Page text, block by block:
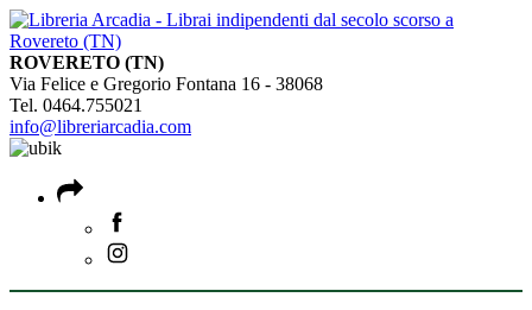
ROVERETO (TN)
Via Felice e Gregorio Fontana 16 - 38068
Tel. 0464.755021
info@libreriarcadia.com